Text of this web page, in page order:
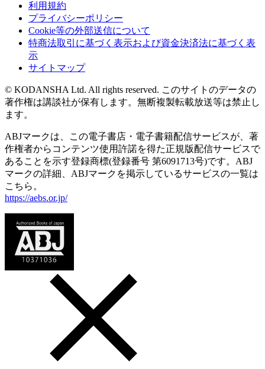
利用規約
プライバシーポリシー
Cookie等の外部送信について
特商法取引に基づく表示および資金決済法に基づく表
示
サイトマップ
© KODANSHA Ltd. All rights reserved. このサイトのデータの
著作権は講談社が保有します。無断複製転載放送等は禁止し
ます。
ABJマークは、この電子書店・電子書籍配信サービスが、著
作権者からコンテンツ使用許諾を得た正規版配信サービスで
あることを示す登録商標(登録番号 第6091713号)です。ABJ
マークの詳細、ABJマークを掲示しているサービスの一覧は
こちら。
https://aebs.or.jp/